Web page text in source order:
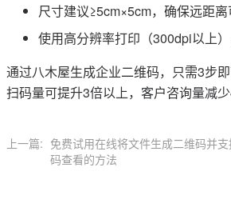
尺寸建议≥5cm×5cm，确保远距离
使用高分辨率打印（300dpi以上）
通过八木屋生成企业二维码，只需3步
扫码量可提升3倍以上，客户咨询量减
上一篇: 免费试用在线将文件生成二维码并支
码查看的方法